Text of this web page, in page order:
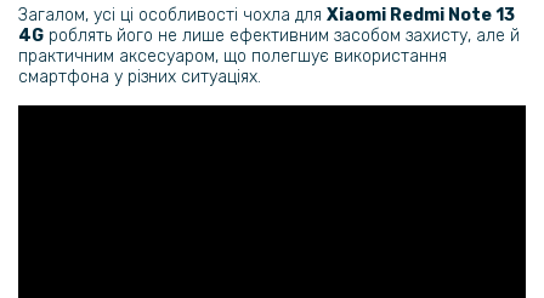
299 грн
Гідрогелева плівка iNobi Matte для Xiaomi Redmi Note 13 4G на
задню панель, Матова
Загалом, усі ці особливості чохла для Xiaomi Redmi Note 13
4G роблять його не лише ефективним засобом захисту, але й
практичним аксесуаром, що полегшує використання
смартфона у різних ситуаціях.